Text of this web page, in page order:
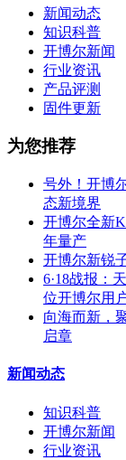
新闻动态
知识科普
开博尔新闻
行业资讯
产品评测
固件更新
为您推荐
号外！开博
态新境界
开博尔全新
年量产
开博尔新锐
6·18战报：
位开博尔用
向海而新，
启章
新闻动态
知识科普
开博尔新闻
行业资讯